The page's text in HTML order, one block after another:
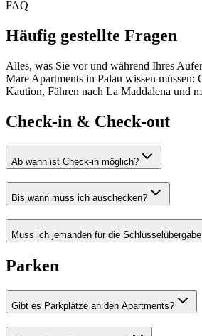
FAQ
Häufig gestellte Fragen
Alles, was Sie vor und während Ihres
Mare Apartments in Palau wissen müssen:
Kaution, Fähren nach La Maddalena und
Check-in & Check-out
Ab wann ist Check-in möglich?
Bis wann muss ich auschecken?
Muss ich jemanden für die
Parken
Gibt es Parkplätze an den Apartments?